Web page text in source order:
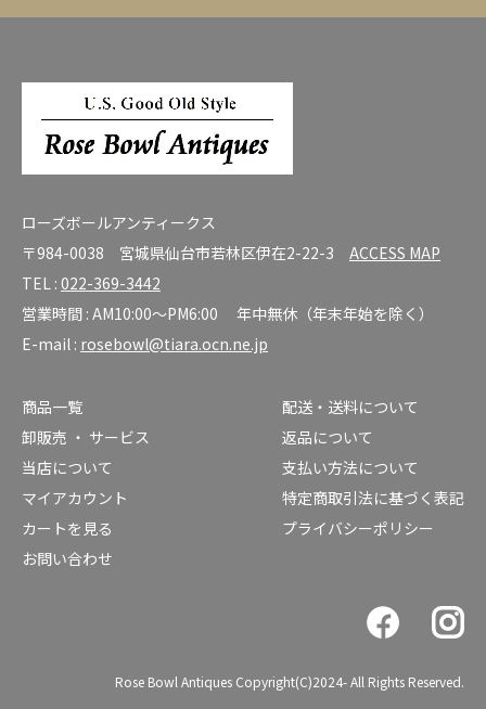
ローズボールアンティークス
〒984-0038 宮城県仙台市若林区伊在2-22-3 ACCESS MAP
TEL : 022-369-3442
営業時間 : AM10:00～PM6:00 年中無休（年末年始を除く）
E-mail : rosebowl@tiara.ocn.ne.jp
商品一覧
卸販売 ・ サービス
当店について
マイアカウント
カートを見る
お問い合わせ
配送・送料について
返品について
支払い方法について
特定商取引法に基づく表記
プライバシーポリシー
Rose Bowl Antiques Copyright(C)2024- All Rights Reserved.